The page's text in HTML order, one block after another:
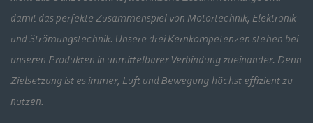
damit das perfekte Zusammenspiel von Motortechnik, Elektronik
und Strömungstechnik. Unsere drei Kernkompetenzen stehen bei
unseren Produkten in unmittelbarer Verbindung zueinander. Denn
Zielsetzung ist es immer, Luft und Bewegung höchst effizient zu
nutzen.